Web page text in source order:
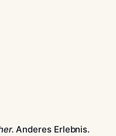
Anderes Erlebnis.